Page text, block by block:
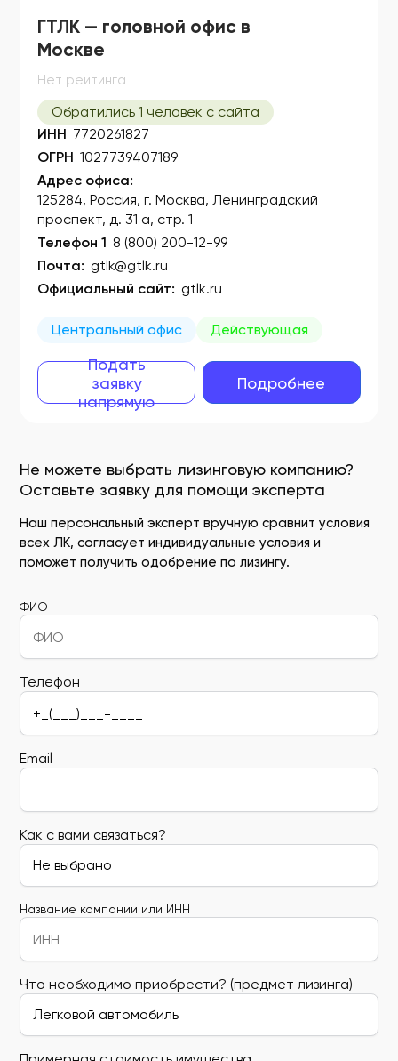
Не можете выбрать лизинговую компанию?
Оставьте заявку для помощи эксперта
Наш персональный эксперт вручную сравнит условия
всех ЛК, согласует индивидуальные условия и
поможет получить одобрение по лизингу.
ФИО
Телефон
Email
Как с вами связаться?
Название компании или ИНН
Что необходимо приобрести? (предмет лизинга)
ГТЛК — головной офис в
Москве
Нет рейтинга
Обратились 1 человек с сайта
ИНН 7720261827
ОГРН 1027739407189
Адрес офиса:
125284, Россия, г. Москва, Ленинградский
проспект, д. 31 а, стр. 1
Телефон 1 8 (800) 200-12-99
Почта: gtlk@gtlk.ru
Официальный сайт: gtlk.ru
Центральный офис Действующая
Подать
заявку
напрямую
Подробнее